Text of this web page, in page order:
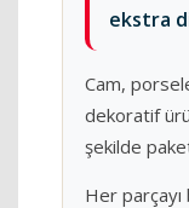
ekstra
Cam,
dekoratif
şekilde
Her